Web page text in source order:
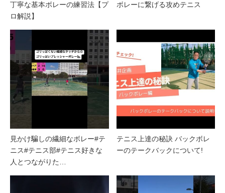
丁寧な基本ボレーの練習法【プ
ロ解説】
ボレーに繋げる攻めテニス
見かけ騙しの繊細なボレー#テ
ニス#テニス部#テニス好きな
人とつながりた…
テニス上達の秘訣 バックボレ
ーのテークバックについて!